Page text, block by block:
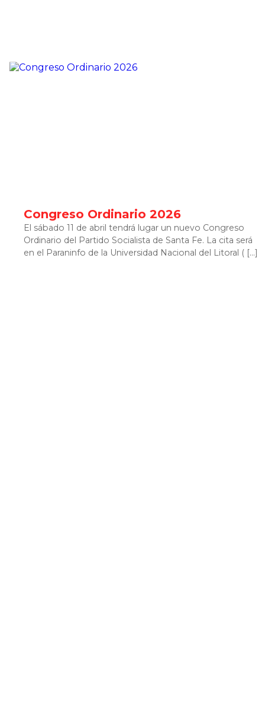
Congreso Ordinario 2026
El sábado 11 de abril tendrá lugar un nuevo Congreso
Ordinario del Partido Socialista de Santa Fe. La cita será
en el Paraninfo de la Universidad Nacional del Litoral ( […]